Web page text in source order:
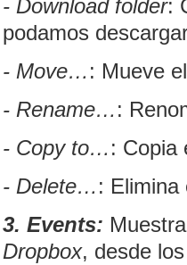
- Download folder:
podamos
- Move… : Mueve
- Rename… :
- Copy to… : Copia
- Delete… : Elimina
3. Events:
Dropbox, desde